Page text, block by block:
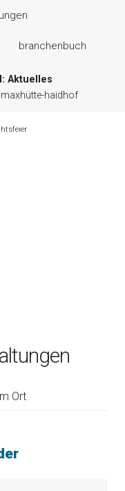
branchenbuch
Aktuelles
maxhütte-haidhof
Ort